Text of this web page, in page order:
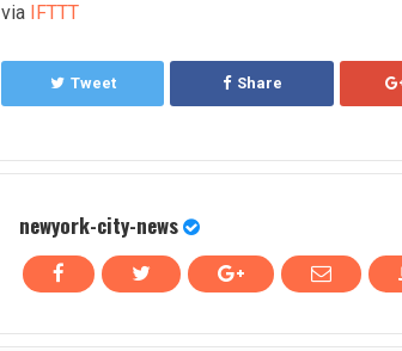
via IFTTT
Tweet Share
newyork-city-news